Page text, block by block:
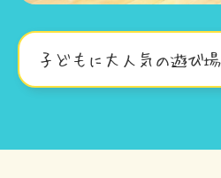
子どもに大人気の遊び場